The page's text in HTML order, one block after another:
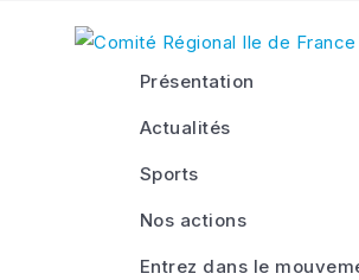
Présentation
Actualités
Sports
Nos actions
Entrez dans le